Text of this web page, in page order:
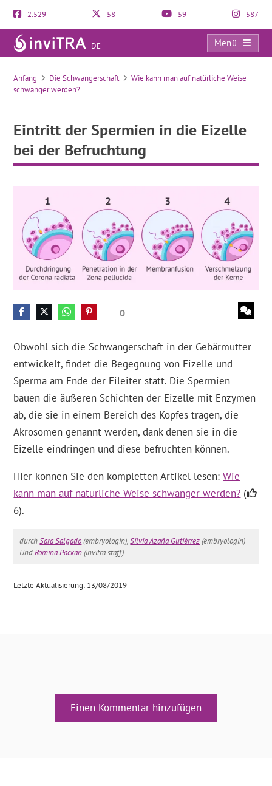
2.529 58 59 587
DE
Menü
Eintritt der Spermien in die Eizelle bei der Befruchtung
Anfang Die Schwangerschaft
Wie kann man auf natürliche Weise
schwanger werden?
Eintritt der Spermien in die Eizelle
bei der Befruchtung
0
Obwohl sich die Schwangerschaft in der Gebärmutter
entwickelt, findet die Begegnung von Eizelle und
Sperma am Ende der Eileiter statt. Die Spermien
bauen die äußeren Schichten der Eizelle mit Enzymen
ab, die sie in einem Bereich des Kopfes tragen, die
Akrosomen genannt werden, dank denen sie in die
Eizelle eindringen und diese befruchten können.
Hier können Sie den kompletten Artikel lesen:Wie
kann man auf natürliche Weise schwanger werden? (
6).
durchSara Salgado(embryologin),Silvia Azaña Gutiérrez(embryologin)
UndRomina Packan(invitra staff).
Letzte Aktualisierung: 13/08/2019
Einen Kommentar hinzufügen